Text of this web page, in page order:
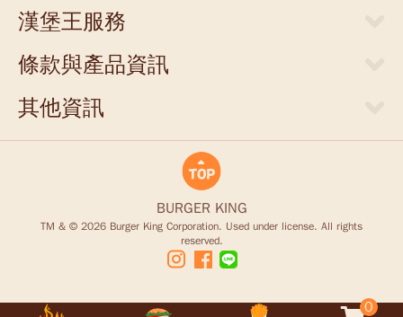
0
關於漢堡王
新聞中心
人才招募
聯絡我們
商業合作
漢堡王服務
當期優惠券
外送服務
門市清單
條款與產品資訊
網站隱私權聲明
食物營養成分參考表
食品營養安全
其他資訊
豪點王服務調整說明
King Card儲值卡退款說明
BURGER KING
TM & © 2026 Burger King Corporation. Used under license. All rights
reserved.